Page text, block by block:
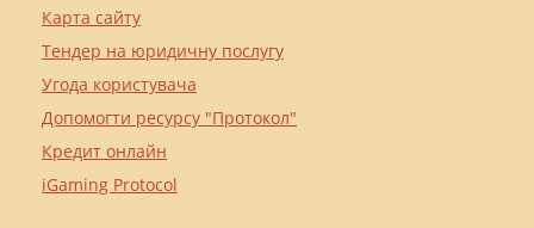
Карта сайту
Тендер на юридичну послугу
Угода користувача
Допомогти ресурсу "Протокол"
Кредит онлайн
iGaming Protocol